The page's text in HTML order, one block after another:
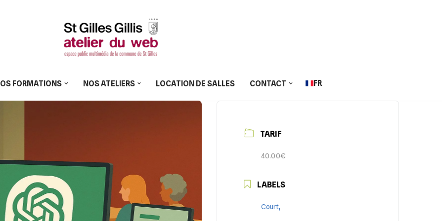
FORMATIONS NOS ATELIERS LOCATION DE SALLES CONTACT FR
TARIF
40.00€
LABELS
Court,